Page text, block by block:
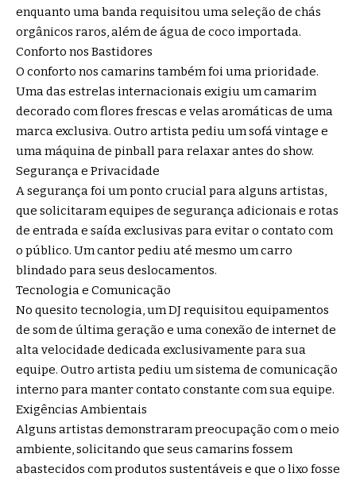
enquanto uma banda requisitou uma seleção de chás
orgânicos raros, além de água de coco importada.
Conforto nos Bastidores
O conforto nos camarins também foi uma prioridade.
Uma das estrelas internacionais exigiu um camarim
decorado com flores frescas e velas aromáticas de uma
marca exclusiva. Outro artista pediu um sofá vintage e
uma máquina de pinball para relaxar antes do show.
Segurança e Privacidade
A segurança foi um ponto crucial para alguns artistas,
que solicitaram equipes de segurança adicionais e rotas
de entrada e saída exclusivas para evitar o contato com
o público. Um cantor pediu até mesmo um carro
blindado para seus deslocamentos.
Tecnologia e Comunicação
No quesito tecnologia, um DJ requisitou equipamentos
de som de última geração e uma conexão de internet de
alta velocidade dedicada exclusivamente para sua
equipe. Outro artista pediu um sistema de comunicação
interno para manter contato constante com sua equipe.
Exigências Ambientais
Alguns artistas demonstraram preocupação com o meio
ambiente, solicitando que seus camarins fossem
abastecidos com produtos sustentáveis e que o lixo fosse